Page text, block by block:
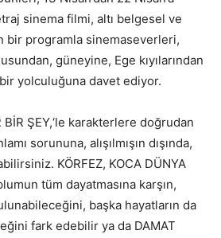
sinema filmi, altı belgesel ve
bir programla sinemaseverleri,
güneyine, Ege kıyılarından
bir yolculuğuna davet ediyor.
BİR ŞEY,‘le karakterlere doğrudan
sorununa, alışılmışın dışında,
KÖRFEZ, KOCA DÜNYA
tüm dayatmasına karşın,
başka hayatların da
fark edebilir ya da DAMAT